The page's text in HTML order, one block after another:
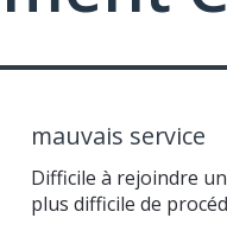
mauvais service
Difficile à rejoindre
plus difficile de